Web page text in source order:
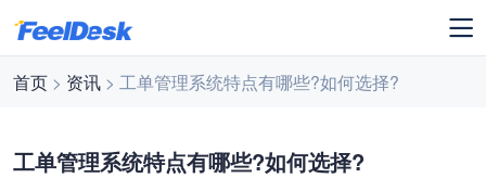
首页 > 资讯 > 工单管理系统特点有哪些?如何选择?
工单管理系统特点有哪些?如何选择?